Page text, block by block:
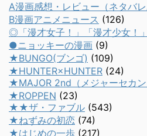
A漫画感想・レビュー（ネタバレ
B漫画アニメニュース (126)
◎「漫才女子！」「漫才少女！」
●ニョッキーの漫画 (9)
★BUNGO(ブンゴ) (109)
★HUNTER×HUNTER (24)
★MAJOR 2nd（メジャーセカン
★ROPPEN (23)
★★ザ・ファブル (543)
★ねずみの初恋 (74)
★はじめの一歩 (217)